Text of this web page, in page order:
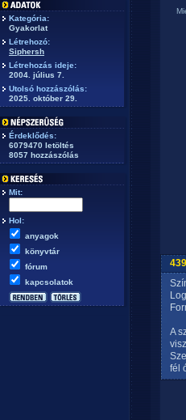
Kategória:
Gyakorlat
Létrehozó:
Siphersh
Létrehozás ideje:
2004. július 7.
Utolsó hozzászólás:
2025. október 29.
Érdeklődés:
6079470 letöltés
8057 hozzászólás
Mit:
Hol:
anyagok
könyvtár
fórum
kapcsolatok
A
fél